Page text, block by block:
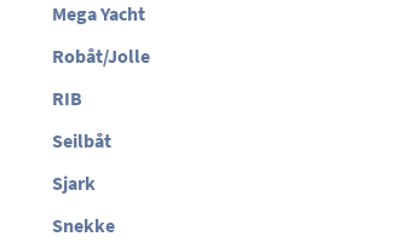
Mega Yacht
Robåt/Jolle
RIB
Seilbåt
Sjark
Snekke